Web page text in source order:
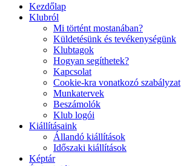
Kezdőlap
Klubról
Mi történt mostanában?
Küldetésünk és tevékenységünk
Klubtagok
Hogyan segíthetek?
Kapcsolat
Cookie-kra vonatkozó szabályzat
Munkatervek
Beszámolók
Klub logói
Kiállításaink
Állandó kiállítások
Időszaki kiállítások
Képtár